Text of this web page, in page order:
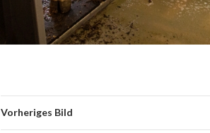
Vorheriges Bild